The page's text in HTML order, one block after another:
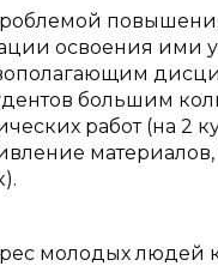
освоения ими
большим
работ (на 2
молодых людей